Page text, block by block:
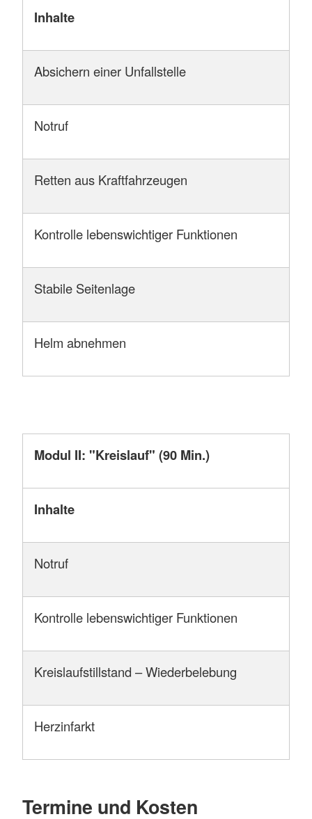
Inhalte
Absichern einer Unfallstelle
Notruf
Retten aus Kraftfahrzeugen
Kontrolle lebenswichtiger Funktionen
Stabile Seitenlage
Helm abnehmen
Modul II: "Kreislauf" (90 Min.)
Inhalte
Notruf
Kontrolle lebenswichtiger Funktionen
Kreislaufstillstand – Wiederbelebung
Herzinfarkt
Termine und Kosten